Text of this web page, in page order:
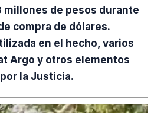
millones de pesos durante
compra de dólares.
en el hecho, varios
Argo y otros elementos
la Justicia.